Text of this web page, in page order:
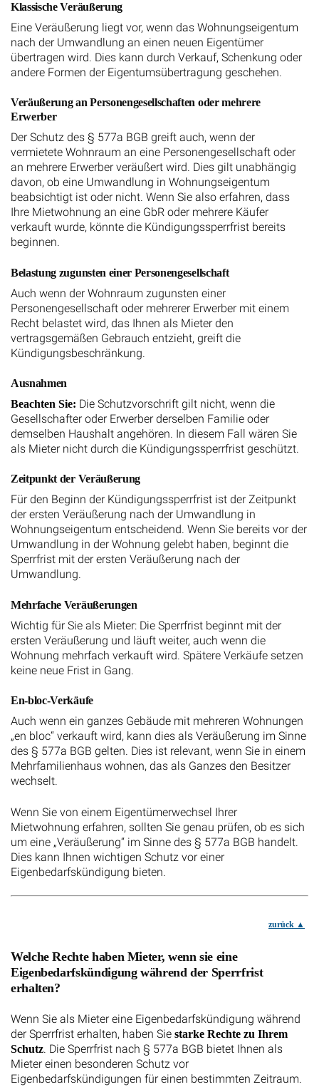
Klassische Veräußerung
Eine Veräußerung liegt vor, wenn das Wohnungseigentum
nach der Umwandlung an einen neuen Eigentümer
übertragen wird. Dies kann durch Verkauf, Schenkung oder
andere Formen der Eigentumsübertragung geschehen.
Veräußerung an Personengesellschaften oder mehrere
Erwerber
Der Schutz des § 577a BGB greift auch, wenn der
vermietete Wohnraum an eine Personengesellschaft oder
an mehrere Erwerber veräußert wird. Dies gilt unabhängig
davon, ob eine Umwandlung in Wohnungseigentum
beabsichtigt ist oder nicht. Wenn Sie also erfahren, dass
Ihre Mietwohnung an eine GbR oder mehrere Käufer
verkauft wurde, könnte die Kündigungssperrfrist bereits
beginnen.
Belastung zugunsten einer Personengesellschaft
Auch wenn der Wohnraum zugunsten einer
Personengesellschaft oder mehrerer Erwerber mit einem
Recht belastet wird, das Ihnen als Mieter den
vertragsgemäßen Gebrauch entzieht, greift die
Kündigungsbeschränkung.
Ausnahmen
Beachten Sie: Die Schutzvorschrift gilt nicht, wenn die
Gesellschafter oder Erwerber derselben Familie oder
demselben Haushalt angehören. In diesem Fall wären Sie
als Mieter nicht durch die Kündigungssperrfrist geschützt.
Zeitpunkt der Veräußerung
Für den Beginn der Kündigungssperrfrist ist der Zeitpunkt
der ersten Veräußerung nach der Umwandlung in
Wohnungseigentum entscheidend. Wenn Sie bereits vor der
Umwandlung in der Wohnung gelebt haben, beginnt die
Sperrfrist mit der ersten Veräußerung nach der
Umwandlung.
Mehrfache Veräußerungen
Wichtig für Sie als Mieter: Die Sperrfrist beginnt mit der
ersten Veräußerung und läuft weiter, auch wenn die
Wohnung mehrfach verkauft wird. Spätere Verkäufe setzen
keine neue Frist in Gang.
En-bloc-Verkäufe
Auch wenn ein ganzes Gebäude mit mehreren Wohnungen
„en bloc“ verkauft wird, kann dies als Veräußerung im Sinne
des § 577a BGB gelten. Dies ist relevant, wenn Sie in einem
Mehrfamilienhaus wohnen, das als Ganzes den Besitzer
wechselt.
Wenn Sie von einem Eigentümerwechsel Ihrer
Mietwohnung erfahren, sollten Sie genau prüfen, ob es sich
um eine „Veräußerung“ im Sinne des § 577a BGB handelt.
Dies kann Ihnen wichtigen Schutz vor einer
Eigenbedarfskündigung bieten.
zurück
Welche Rechte haben Mieter, wenn sie eine
Eigenbedarfskündigung während der Sperrfrist
erhalten?
Wenn Sie als Mieter eine Eigenbedarfskündigung während
der Sperrfrist erhalten, haben Sie starke Rechte zu Ihrem
Schutz. Die Sperrfrist nach § 577a BGB bietet Ihnen als
Mieter einen besonderen Schutz vor
Eigenbedarfskündigungen für einen bestimmten Zeitraum.